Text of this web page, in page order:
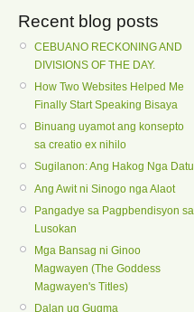
Recent blog posts
CEBUANO RECKONING AND
DIVISIONS OF THE DAY.
How Two Websites Helped Me
Finally Start Speaking Bisaya
Binuang uyamot ang konsepto
sa creatio ex nihilo
Sugilanon: Ang Hakog Nga Datu
Ang Awit ni Sinogo nga Alaot
Pangadye sa Pagpbendisyon sa
Lusokan
Mga Bansag ni Ginoo
Magwayen (The Goddess
Magwayen's Titles)
Dalan ug Gugma